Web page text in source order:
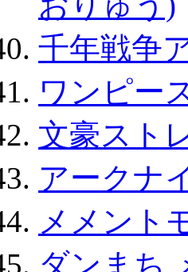
千年戦争
ワンピー
文豪スト
アークナ
メメント
ダンまち